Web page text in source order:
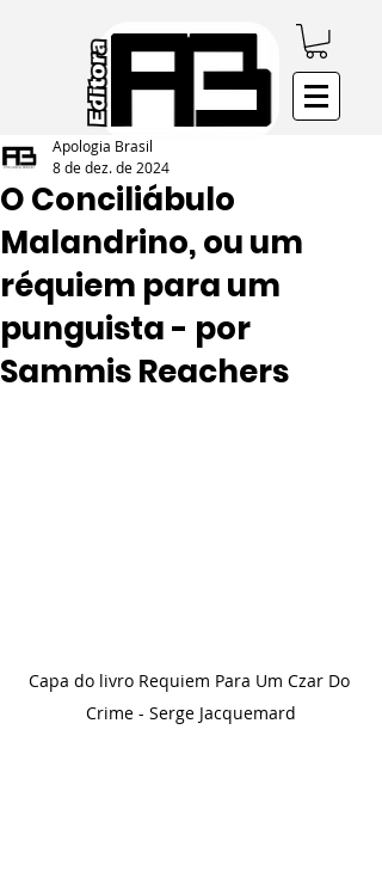
O Conciliábulo
Malandrino, ou um
réquiem para um
punguista - por
Sammis Reachers
Apologia Brasil
8 de dez. de 2024
Capa do livro Requiem Para Um Czar Do
Crime - Serge Jacquemard